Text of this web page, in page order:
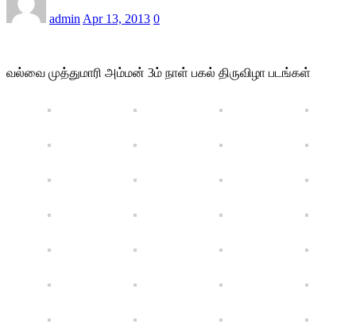
admin Apr 13, 2013 0
வல்வை முத்துமாரி அம்மன் 3ம் நாள் பகல் திருவிழா படங்கள்